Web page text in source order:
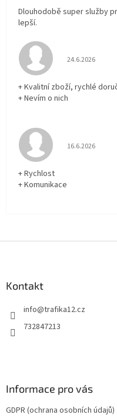
Dlouhodobě super služby
lepší.
Hodnocení
24.6.2026
+ Kvalitní zboží, rychlé
+ Nevím o nich
Hodnocení
16.6.2026
+ Rychlost
+ Komunikace
Kontakt
info@trafika12.cz
732847213
Informace pro vás
GDPR (ochrana osobních údajů)